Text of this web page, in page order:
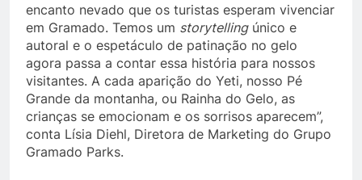
encanto nevado que os turistas esperam vivenciar
em Gramado. Temos um storytellingúnico e
autoral e o espetáculo de patinação no gelo
agora passa a contar essa história para nossos
visitantes. A cada aparição do Yeti, nosso Pé
Grande da montanha, ou Rainha do Gelo, as
crianças se emocionam e os sorrisos aparecem”,
conta Lísia Diehl, Diretora de Marketing do Grupo
Gramado Parks.